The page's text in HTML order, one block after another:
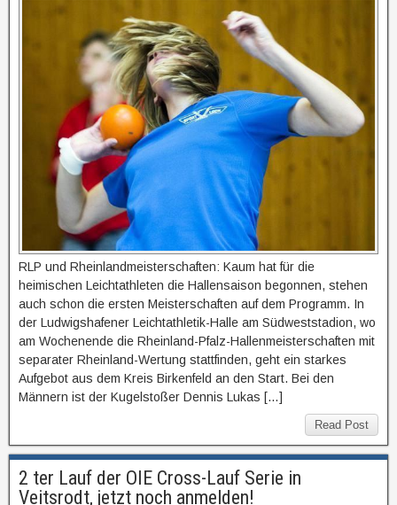
RLP und Rheinlandmeisterschaften: Kaum hat für die
heimischen Leichtathleten die Hallensaison begonnen, stehen
auch schon die ersten Meisterschaften auf dem Programm. In
der Ludwigshafener Leichtathletik-Halle am Südweststadion, wo
am Wochenende die Rheinland-Pfalz-Hallenmeisterschaften mit
separater Rheinland-Wertung stattfinden, geht ein starkes
Aufgebot aus dem Kreis Birkenfeld an den Start. Bei den
Männern ist der Kugelstoßer Dennis Lukas […]
Read Post
2 ter Lauf der OIE Cross-Lauf Serie in
Veitsrodt, jetzt noch anmelden!